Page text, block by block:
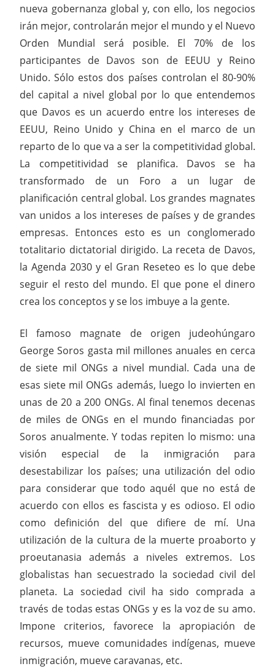
nueva gobernanza global y, con ello, los negocios
irán mejor, controlarán mejor el mundo y el Nuevo
Orden Mundial será posible. El 70% de los
participantes de Davos son de EEUU y Reino
Unido. Sólo estos dos países controlan el 80-90%
del capital a nivel global por lo que entendemos
que Davos es un acuerdo entre los intereses de
EEUU, Reino Unido y China en el marco de un
reparto de lo que va a ser la competitividad global.
La competitividad se planifica. Davos se ha
transformado de un Foro a un lugar de
planificación central global. Los grandes magnates
van unidos a los intereses de países y de grandes
empresas. Entonces esto es un conglomerado
totalitario dictatorial dirigido. La receta de Davos,
la Agenda 2030 y el Gran Reseteo es lo que debe
seguir el resto del mundo. El que pone el dinero
crea los conceptos y se los imbuye a la gente.
El famoso magnate de origen judeohúngaro
George Soros gasta mil millones anuales en cerca
de siete mil ONGs a nivel mundial. Cada una de
esas siete mil ONGs además, luego lo invierten en
unas de 20 a 200 ONGs. Al final tenemos decenas
de miles de ONGs en el mundo financiadas por
Soros anualmente. Y todas repiten lo mismo: una
visión especial de la inmigración para
desestabilizar los países; una utilización del odio
para considerar que todo aquél que no está de
acuerdo con ellos es fascista y es odioso. El odio
como definición del que difiere de mí. Una
utilización de la cultura de la muerte proaborto y
proeutanasia además a niveles extremos. Los
globalistas han secuestrado la sociedad civil del
planeta. La sociedad civil ha sido comprada a
través de todas estas ONGs y es la voz de su amo.
Impone criterios, favorece la apropiación de
recursos, mueve comunidades indígenas, mueve
inmigración, mueve caravanas, etc.